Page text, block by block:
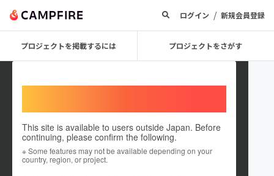
ログイン / 新規会員登録
プロジェクトを掲載するには プロジェクトをさがす
This site is available to users outside Japan. Before
continuing, please confirm the following.
※ Some features may not be available depending on your
country, region, or project.
ゆしら